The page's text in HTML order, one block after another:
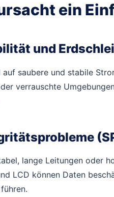
ein
und
auf saubere und stabile
verrauschte
lange Leitungen oder
LCD können Daten